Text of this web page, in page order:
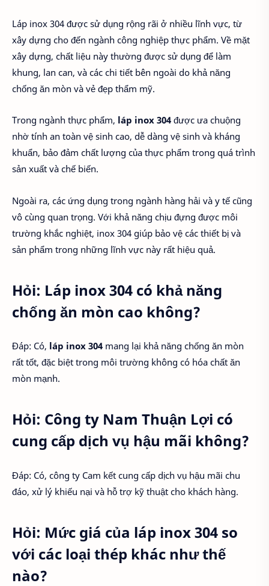
Láp inox 304 được sử dụng rộng rãi ở nhiều lĩnh vực, từ
xây dựng cho đến ngành công nghiệp thực phẩm. Về mặt
xây dựng, chất liệu này thường được sử dụng để làm
khung, lan can, và các chi tiết bên ngoài do khả năng
chống ăn mòn và vẻ đẹp thẩm mỹ.
Trong ngành thực phẩm, láp inox 304 được ưa chuộng
nhờ tính an toàn vệ sinh cao, dễ dàng vệ sinh và kháng
khuẩn, bảo đảm chất lượng của thực phẩm trong quá trình
sản xuất và chế biến.
Ngoài ra, các ứng dụng trong ngành hàng hải và y tế cũng
vô cùng quan trọng. Với khả năng chịu đựng được môi
trường khắc nghiệt, inox 304 giúp bảo vệ các thiết bị và
sản phẩm trong những lĩnh vực này rất hiệu quả.
Hỏi: Láp inox 304 có khả năng
chống ăn mòn cao không?
Đáp: Có, láp inox 304 mang lại khả năng chống ăn mòn
rất tốt, đặc biệt trong môi trường không có hóa chất ăn
mòn mạnh.
Hỏi: Công ty Nam Thuận Lợi có
cung cấp dịch vụ hậu mãi không?
Đáp: Có, công ty Cam kết cung cấp dịch vụ hậu mãi chu
đáo, xử lý khiếu nại và hỗ trợ kỹ thuật cho khách hàng.
Hỏi: Mức giá của láp inox 304 so
với các loại thép khác như thế
nào?